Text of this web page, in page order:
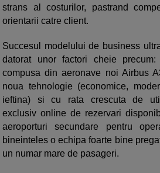
strans al costurilor, pastrand
orientarii catre client.
Succesul modelului de business
datorat unor factori cheie
compusa din aeronave noi Airbus
noua tehnologie (economice,
ieftina) si cu rata crescuta de
exclusiv online de rezervari
aeroporturi secundare pentru
bineinteles o echipa foarte bine
un numar mare de pasageri.